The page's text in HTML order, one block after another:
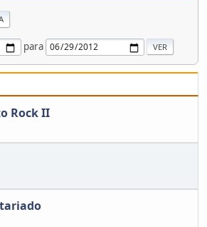
para
Rock II